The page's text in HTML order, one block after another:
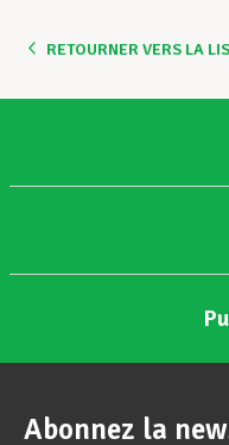
RETOURNER VERS LA
Abonnez la